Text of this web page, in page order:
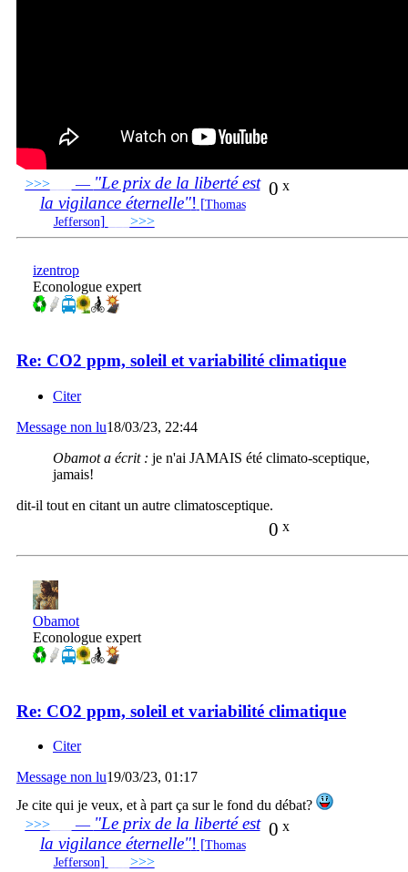
0 x
>>>___ — "Le prix de la liberté est
la vigilance éternelle"! [Thomas
Jefferson] >>>______________________________
izentrop
Econologue expert
Re: CO2 ppm, soleil et variabilité climatique
Citer
Message non lu18/03/23, 22:44
Obamot a écrit : je n'ai JAMAIS été climato-sceptique,
jamais!
dit-il tout en citant un autre climatosceptique.
0 x
Obamot
Econologue expert
Re: CO2 ppm, soleil et variabilité climatique
Citer
Message non lu19/03/23, 01:17
Je cite qui je veux, et à part ça sur le fond du débat?
0 x
>>>___ — "Le prix de la liberté est
la vigilance éternelle"! [Thomas
Jefferson] >>>______________________________